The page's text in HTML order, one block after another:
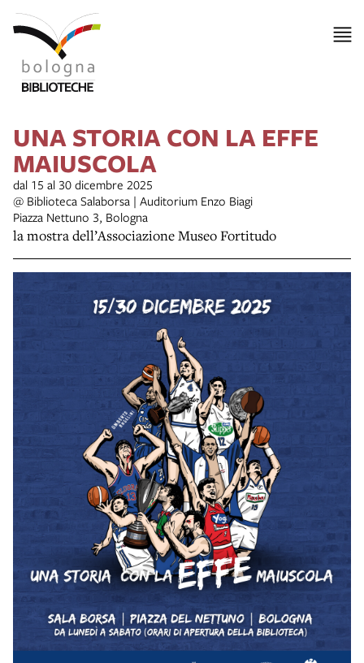
UNA STORIA CON LA EFFE
MAIUSCOLA
dal 15 al 30 dicembre 2025
@ Biblioteca Salaborsa | Auditorium Enzo Biagi
Piazza Nettuno 3, Bologna
la mostra dell’Associazione Museo Fortitudo